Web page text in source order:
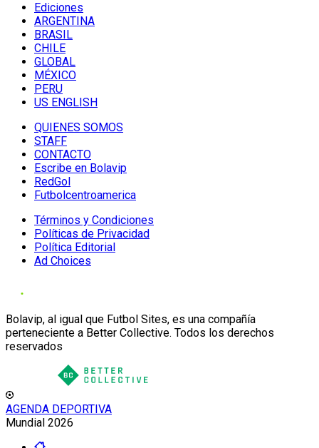
Ediciones
ARGENTINA
BRASIL
CHILE
GLOBAL
MÉXICO
PERU
US ENGLISH
QUIENES SOMOS
STAFF
CONTACTO
Escribe en Bolavip
RedGol
Futbolcentroamerica
Términos y Condiciones
Políticas de Privacidad
Política Editorial
Ad Choices
Bolavip, al igual que Futbol Sites, es una compañía
perteneciente a Better Collective. Todos los derechos
reservados
AGENDA DEPORTIVA
Mundial 2026